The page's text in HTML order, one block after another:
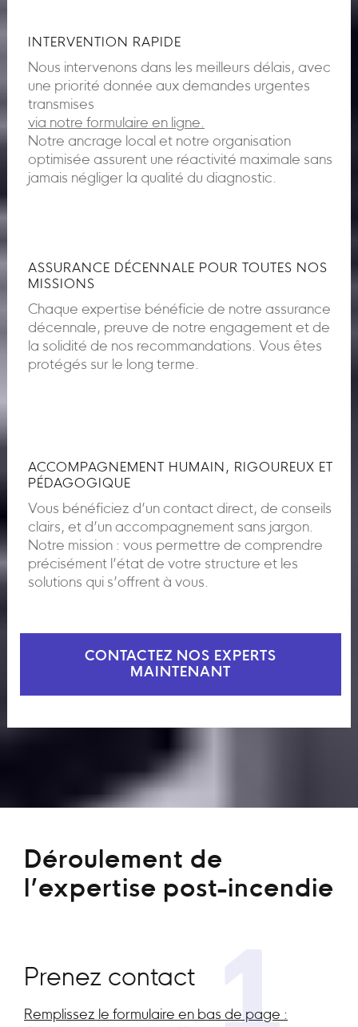
INTERVENTION RAPIDE
Nous intervenons dans les meilleurs délais, avec
une priorité donnée aux demandes urgentes
transmises
via notre formulaire en ligne.
Notre ancrage local et notre organisation
optimisée assurent une réactivité maximale sans
jamais négliger la qualité du diagnostic.
ASSURANCE DÉCENNALE POUR TOUTES NOS
MISSIONS
Chaque expertise bénéficie de notre assurance
décennale, preuve de notre engagement et de
la solidité de nos recommandations. Vous êtes
protégés sur le long terme.
ACCOMPAGNEMENT HUMAIN, RIGOUREUX ET
PÉDAGOGIQUE
Vous bénéficiez d’un contact direct, de conseils
clairs, et d’un accompagnement sans jargon.
Notre mission : vous permettre de comprendre
précisément l’état de votre structure et les
solutions qui s’offrent à vous.
CONTACTEZ NOS EXPERTS
MAINTENANT
Déroulement de
l’expertise post-incendie
Prenez contact
Remplissez le formulaire en bas de page :